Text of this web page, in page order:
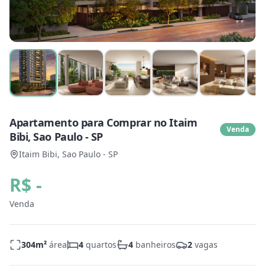
Apartamento para Comprar no Itaim
Bibi, Sao Paulo - SP
Venda
Itaim Bibi, Sao Paulo - SP
R$ -
Venda
304m² área 4 quartos 4 banheiros 2 vagas